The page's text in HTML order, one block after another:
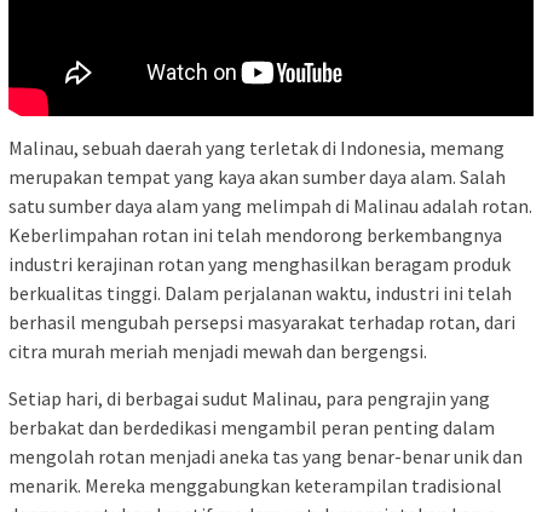
Malinau, sebuah daerah yang terletak di Indonesia, memang
merupakan tempat yang kaya akan sumber daya alam. Salah
satu sumber daya alam yang melimpah di Malinau adalah rotan.
Keberlimpahan rotan ini telah mendorong berkembangnya
industri kerajinan rotan yang menghasilkan beragam produk
berkualitas tinggi. Dalam perjalanan waktu, industri ini telah
berhasil mengubah persepsi masyarakat terhadap rotan, dari
citra murah meriah menjadi mewah dan bergengsi.
Setiap hari, di berbagai sudut Malinau, para pengrajin yang
berbakat dan berdedikasi mengambil peran penting dalam
mengolah rotan menjadi aneka tas yang benar-benar unik dan
menarik. Mereka menggabungkan keterampilan tradisional